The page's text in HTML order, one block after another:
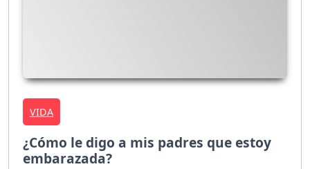
VIDA
¿Cómo le digo a mis padres que estoy
embarazada?